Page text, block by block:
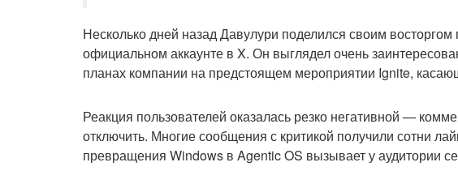
Несколько дней назад Давулури поделился своим
официальном аккаунте в X. Он выглядел очень
планах компании на предстоящем мероприятии Ignite,
Реакция пользователей оказалась резко негативной —
отключить. Многие сообщения с критикой получили сотни
превращения Windows в Agentic OS вызывает у аудитории